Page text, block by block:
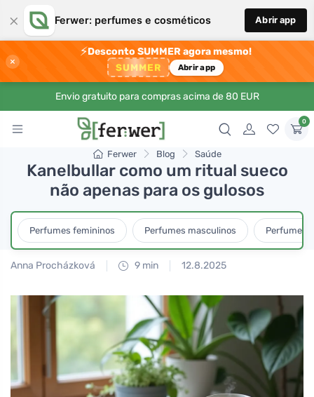
× Ferwer: perfumes e cosméticos Abrir app
×
⚡Desconto SUMMER agora mesmo!
SUMMER Abrir app
Envio gratuito para compras acima de 80 EUR
0
Ferwer Blog Saúde
Kanelbullar como um ritual sueco
não apenas para os gulosos
Perfumes femininos Perfumes masculinos Perfumes
Anna Procházková 9 min 12.8.2025